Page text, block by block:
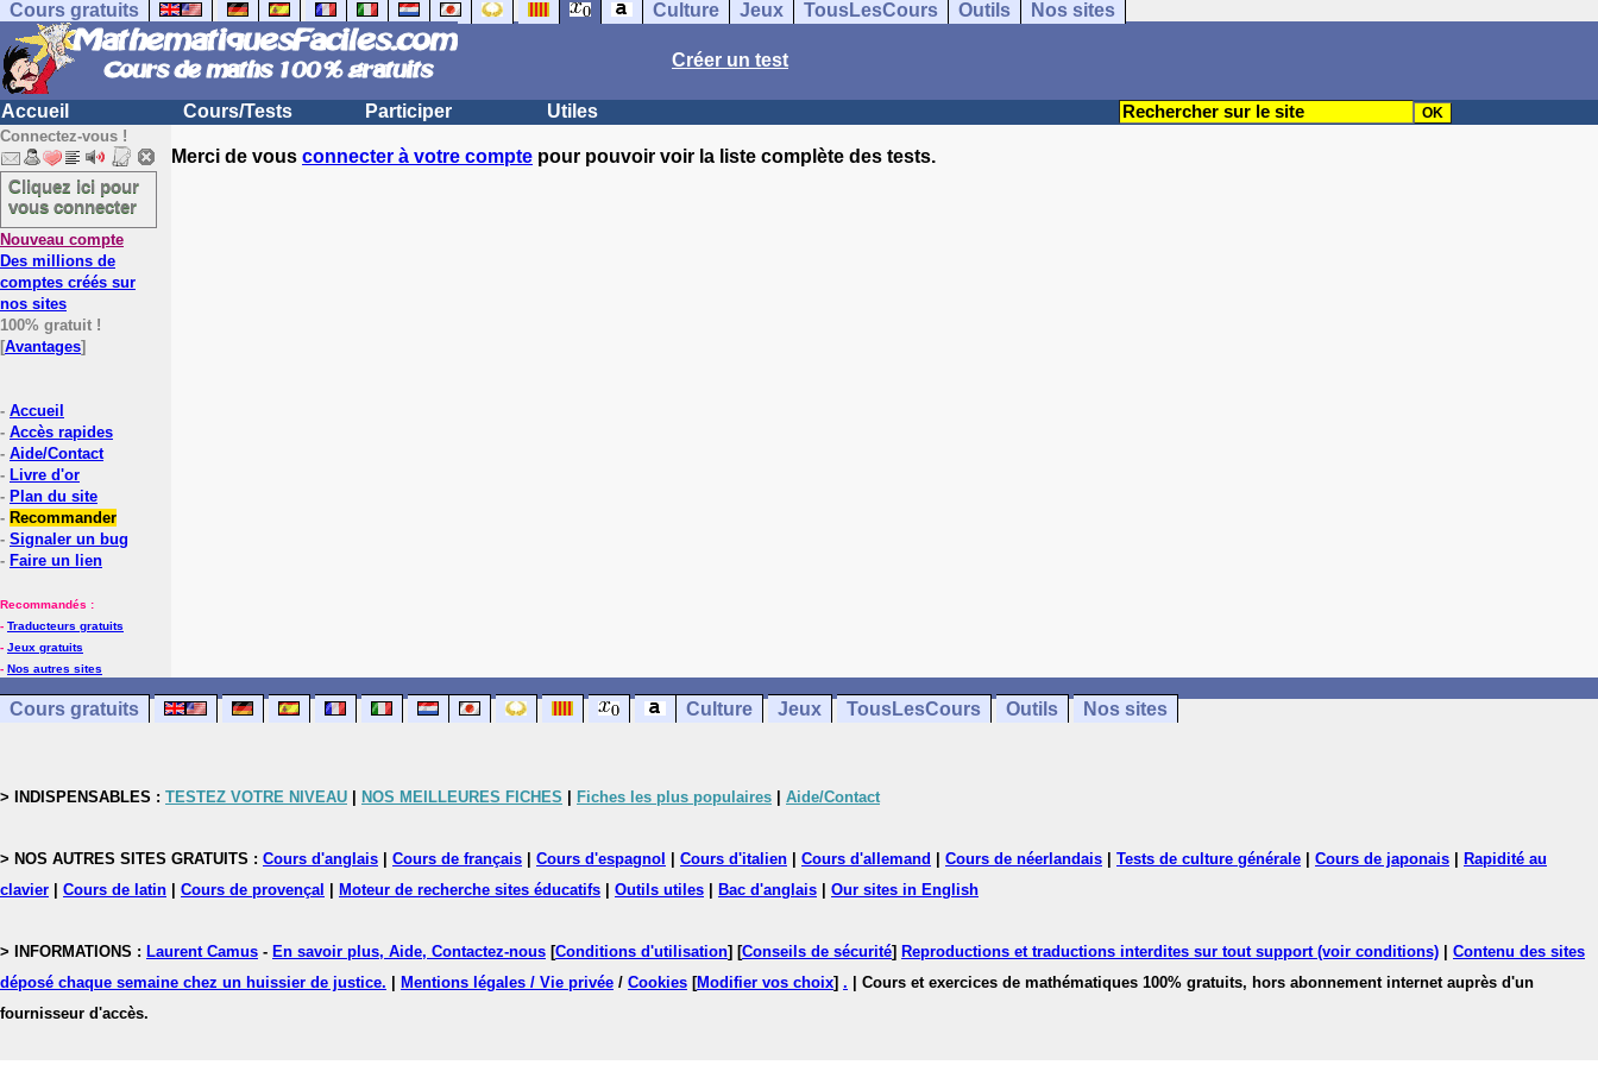
Cours gratuits Culture Jeux TousLesCours Outils Nos sites
Créer un test
Accueil Cours/Tests Participer Utiles
Connectez-vous !
Cliquez ici pour
vous connecter
Nouveau compte
Des millions de
comptes créés sur
nos sites
100% gratuit !
[Avantages]
- Accueil
- Accès rapides
- Aide/Contact
- Livre d'or
- Plan du site
- Recommander
- Signaler un bug
- Faire un lien
Recommandés :
- Traducteurs gratuits
- Jeux gratuits
- Nos autres sites
Merci de vous connecter à votre compte pour pouvoir voir la liste complète des tests.
Cours gratuits Culture Jeux TousLesCours Outils Nos sites
> INDISPENSABLES : TESTEZ VOTRE NIVEAU NOS MEILLEURES FICHES Fiches les plus populaires Aide/Contact
> NOS AUTRES SITES GRATUITS : Cours d'anglais Cours de français Cours d'espagnol Cours d'italien Cours d'allemand Cours de néerlandais Tests de culture générale Cours de japonais
Rapidité au
clavier
Cours de latin Cours de provençal Moteur de recherche sites éducatifs Outils utiles Bac d'anglais Our sites in English
> INFORMATIONS : Laurent Camus - En savoir plus, Aide, Contactez-nous [Conditions d'utilisation] [Conseils de sécurité] Reproductions et traductions interdites sur tout support (voir conditions)
Contenu des sites
déposé chaque semaine chez un huissier de justice.
Mentions légales / Vie privée / Cookies [Modifier vos choix] .
| Cours et exercices de mathématiques 100% gratuits, hors abonnement internet auprès d'un
fournisseur d'accès.